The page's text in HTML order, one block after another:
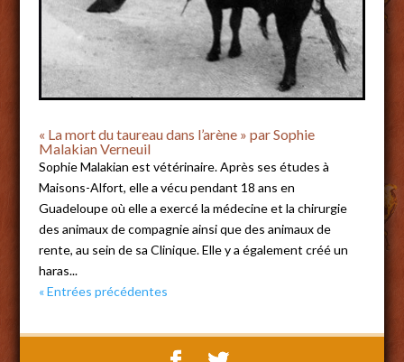
« La mort du taureau dans l’arène » par Sophie
Malakian Verneuil
Sophie Malakian est vétérinaire. Après ses études à
Maisons-Alfort, elle a vécu pendant 18 ans en
Guadeloupe où elle a exercé la médecine et la chirurgie
des animaux de compagnie ainsi que des animaux de
rente, au sein de sa Clinique. Elle y a également créé un
haras...
« Entrées précédentes